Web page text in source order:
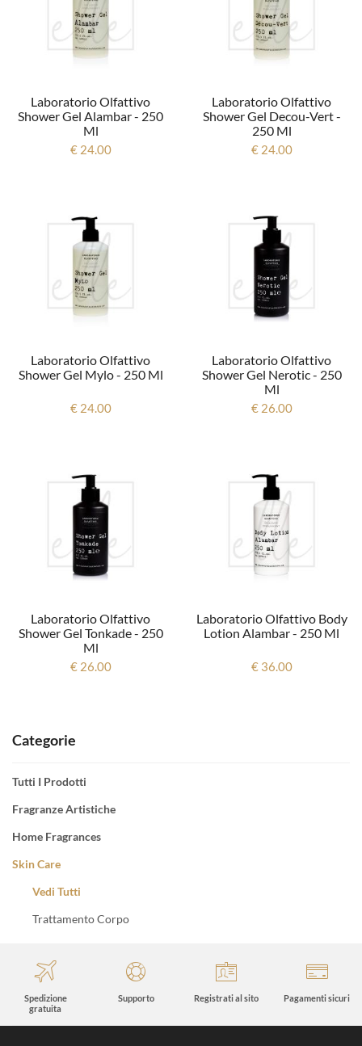
Categorie
Tutti I Prodotti
Fragranze Artistiche
Home Fragrances
Skin Care
Vedi Tutti
Trattamento Corpo
Laboratorio Olfattivo
Shower Gel Alambar - 250
Ml
€ 24.00
Laboratorio Olfattivo
Shower Gel Decou-Vert -
250 Ml
€ 24.00
Laboratorio Olfattivo
Shower Gel Mylo - 250 Ml
€ 24.00
Laboratorio Olfattivo
Shower Gel Nerotic - 250
Ml
€ 26.00
Laboratorio Olfattivo
Shower Gel Tonkade - 250
Ml
€ 26.00
Laboratorio Olfattivo Body
Lotion Alambar - 250 Ml
€ 36.00
Spedizione
gratuita
Supporto Registrati al sito Pagamenti sicuri